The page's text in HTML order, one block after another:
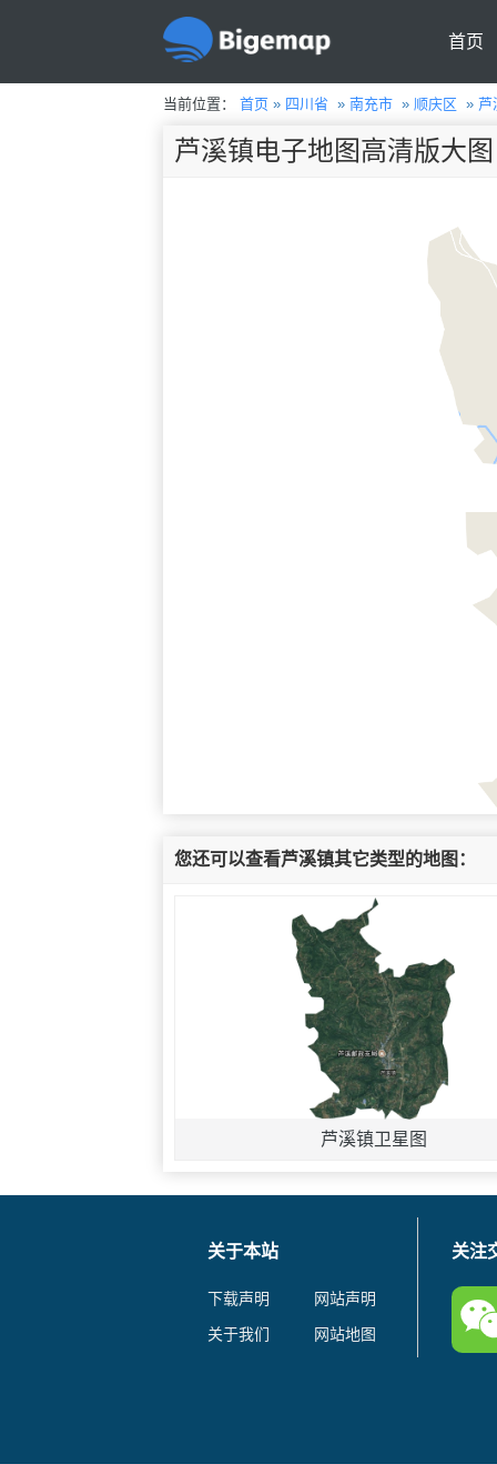
首页
当前位置： 首页» 四川省 » 南充市» 顺庆区 » 芦
芦溪镇电子地图高清版大图
您还可以查看芦溪镇其它类型的地图：
芦溪镇卫星图
关于本站
下载声明
网站声明
关于我们
网站地图
关注